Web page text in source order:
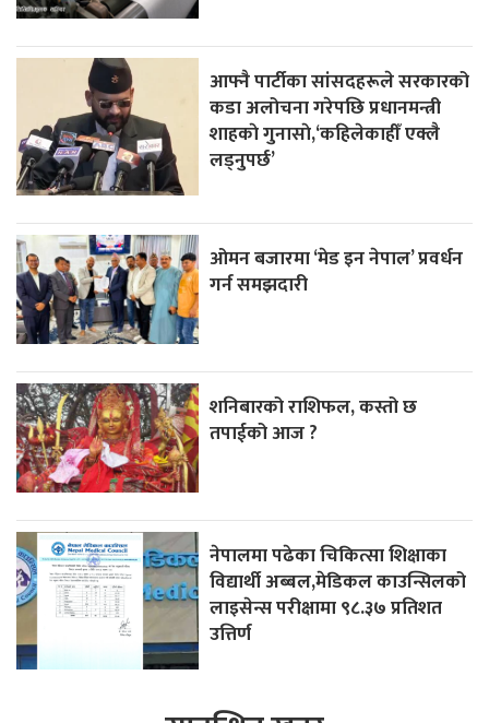
आफ्नै पार्टीका सांसदहरूले सरकारको
कडा अलोचना गरेपछि प्रधानमन्त्री
शाहकाे गुनासाे,‘कहिलेकाहीँ एक्लै
लड्नुपर्छ’
ओमन बजारमा ‘मेड इन नेपाल’ प्रवर्धन
गर्न समझदारी
शनिबारको राशिफल, कस्तो छ
तपाईको आज ?
नेपालमा पढेका चिकित्सा शिक्षाका
विद्यार्थी अब्बल,मेडिकल काउन्सिलको
लाइसेन्स परीक्षामा ९८.३७ प्रतिशत
उत्तिर्ण